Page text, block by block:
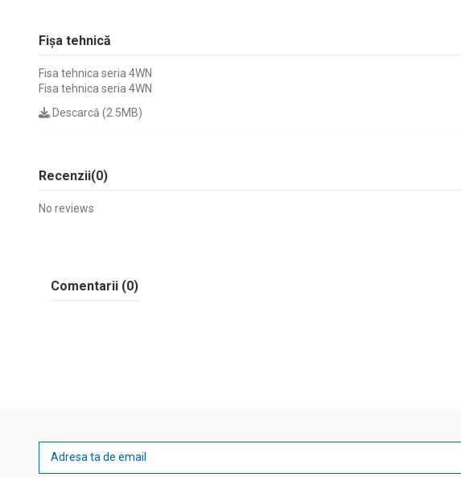
Fișa tehnică
Fisa tehnica seria 4WN
Fisa tehnica seria 4WN
Descarcă (2.5MB)
Recenzii(0)
No reviews
Comentarii (0)